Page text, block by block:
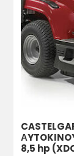
8,5 hp